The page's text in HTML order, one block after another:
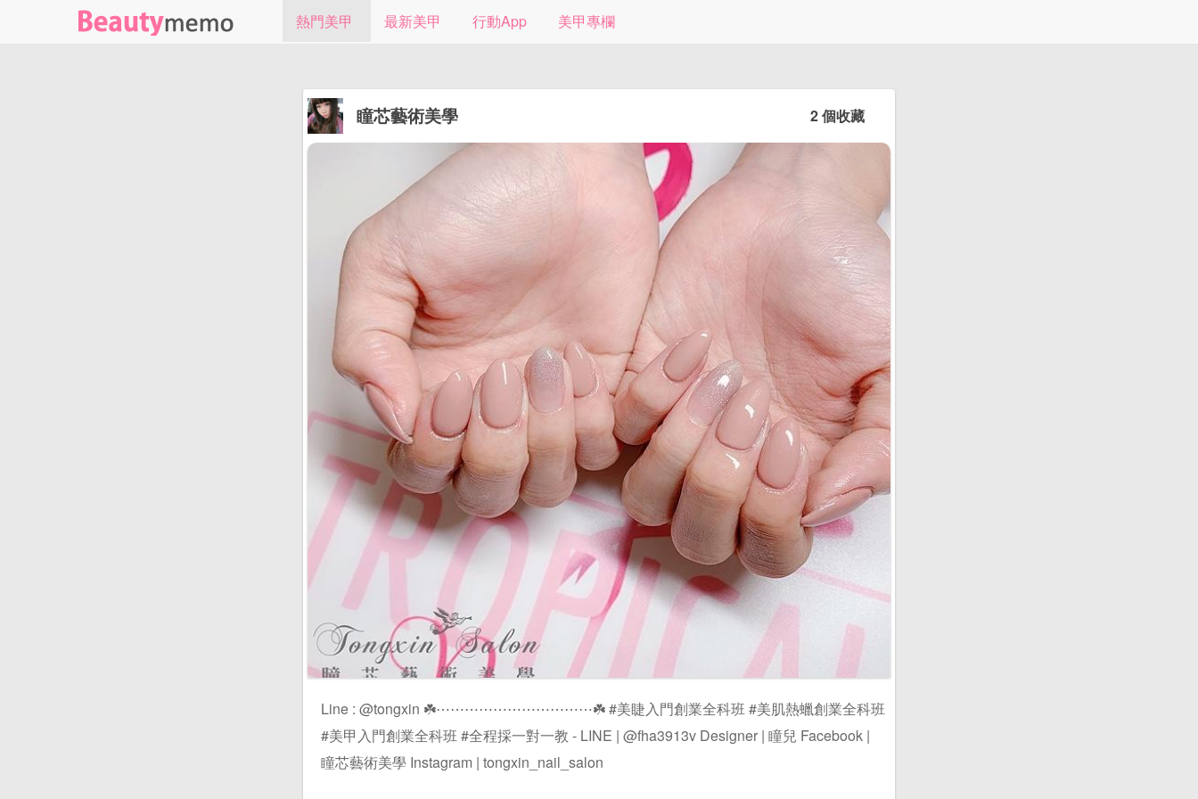
熱門美甲 最新美甲 行動App 美甲專欄
瞳芯藝術美學 2 個收藏
Line : @tongxin ☘️⋯⋯⋯⋯⋯⋯⋯⋯⋯⋯⋯☘️ #美睫入門創業全科班 #美肌熱蠟創業全科班
#美甲入門創業全科班 #全程採一對一教 - LINE | @fha3913v Designer | 瞳兒 Facebook |
瞳芯藝術美學 Instagram | tongxin_nail_salon